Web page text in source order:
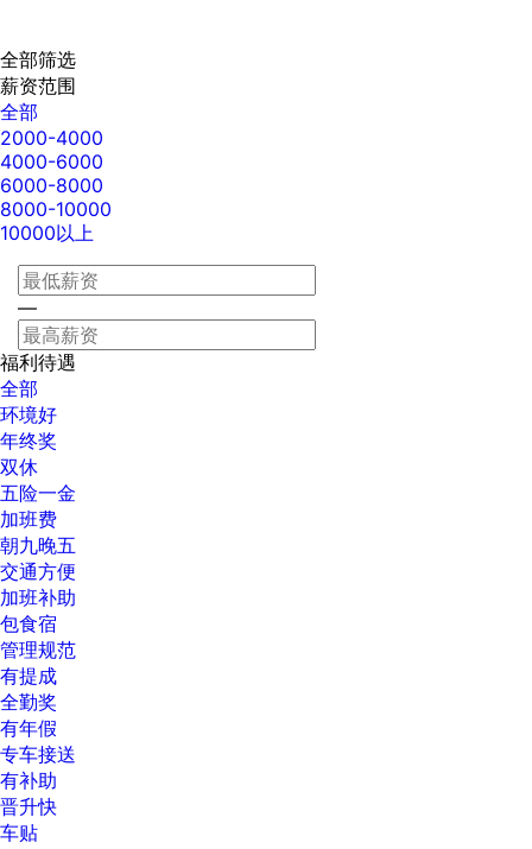
全部筛选
薪资范围
全部
2000-4000
4000-6000
6000-8000
8000-10000
10000以上
—
福利待遇
全部
环境好
年终奖
双休
五险一金
加班费
朝九晚五
交通方便
加班补助
包食宿
管理规范
有提成
全勤奖
有年假
专车接送
有补助
晋升快
车贴